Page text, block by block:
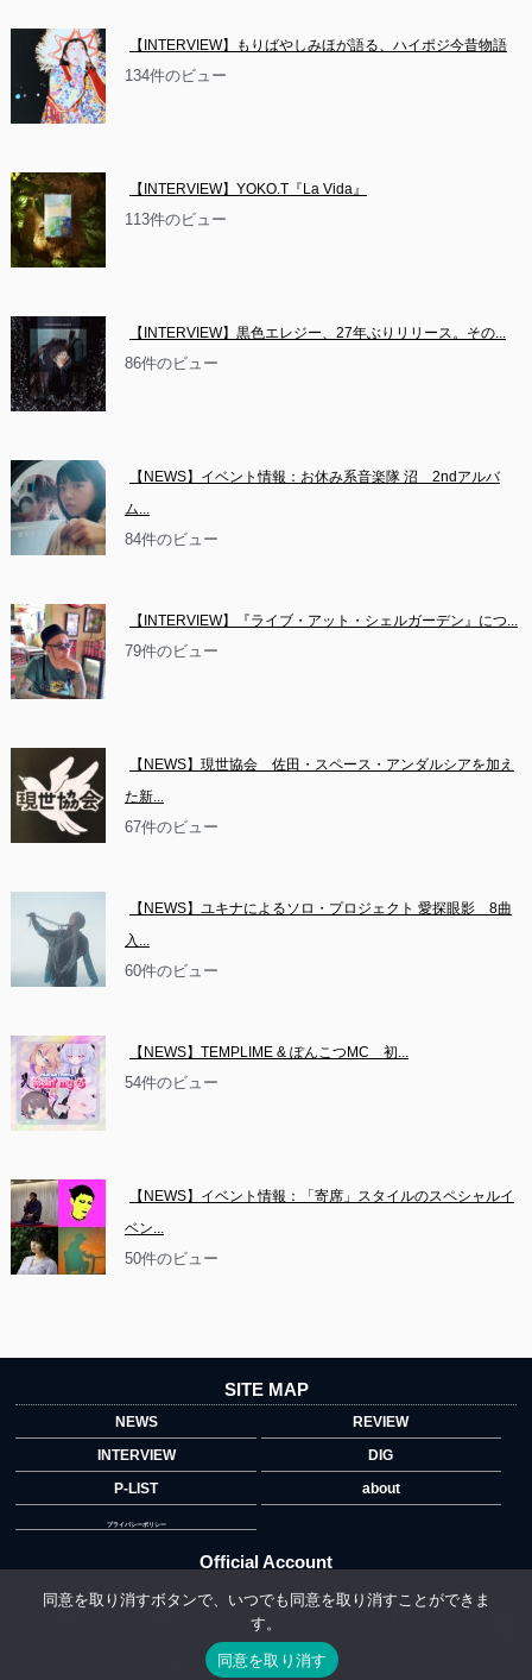
【INTERVIEW】もりばやしみほが語る、ハイポジ今昔物語
134件のビュー
【INTERVIEW】YOKO.T『La Vida』
113件のビュー
【INTERVIEW】黒色エレジー、27年ぶりリリース。その...
86件のビュー
【NEWS】イベント情報：お休み系音楽隊 沼　2ndアルバ
ム...
84件のビュー
【INTERVIEW】『ライブ・アット・シェルガーデン』につ...
79件のビュー
【NEWS】現世協会　佐田・スペース・アンダルシアを加え
た新...
67件のビュー
【NEWS】ユキナによるソロ・プロジェクト 愛探眼影　8曲
入...
60件のビュー
【NEWS】TEMPLIME & ぽんこつMC　初...
54件のビュー
【NEWS】イベント情報：「寄席」スタイルのスペシャルイ
ベン...
50件のビュー
SITE MAP
NEWS
REVIEW
INTERVIEW
DIG
P-LIST
about
プライバシーポリシー
Official Account
Copyright © 2014 copyrights.indiegrab.jp All Rights Reserved.
同意を取り消すボタンで、いつでも同意を取り消すことができま
す。
同意を取り消す